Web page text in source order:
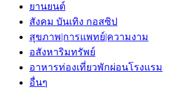
ยานยนต์
สังคม บันเทิง กอสซิป
สุขภาพ|การแพทย์|ความงาม
อสังหาริมทรัพย์
อาหารท่องเที่ยวพักผ่อนโรงแรม
อื่นๆ